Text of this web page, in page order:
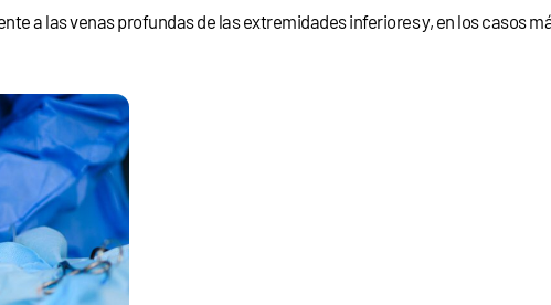
a las venas profundas de las extremidades inferiores y, en los casos